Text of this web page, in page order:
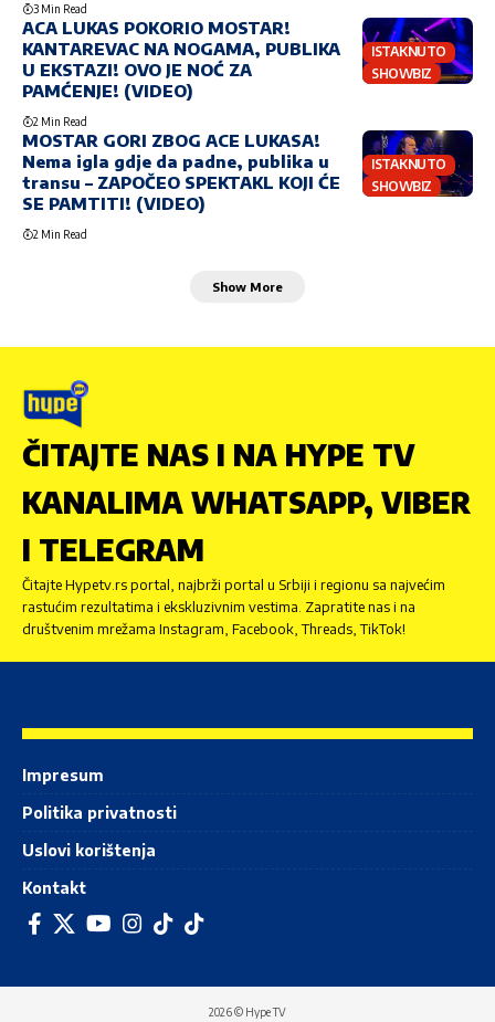
3 Min Read
ISTAKNUTO
SHOWBIZ
ACA LUKAS POKORIO MOSTAR!
KANTAREVAC NA NOGAMA, PUBLIKA
U EKSTAZI! OVO JE NOĆ ZA
PAMĆENJE! (VIDEO)
2 Min Read
ISTAKNUTO
SHOWBIZ
MOSTAR GORI ZBOG ACE LUKASA!
Nema igla gdje da padne, publika u
transu – ZAPOČEO SPEKTAKL KOJI ĆE
SE PAMTITI! (VIDEO)
2 Min Read
Show More
ČITAJTE NAS I NA HYPE TV
KANALIMA WHATSAPP, VIBER
I TELEGRAM
Čitajte Hypetv.rs portal, najbrži portal u Srbiji i regionu sa najvećim
rastućim rezultatima i ekskluzivnim vestima. Zapratite nas i na
društvenim mrežama Instagram, Facebook, Threads, TikTok!
Impresum
Politika privatnosti
Uslovi korištenja
Kontakt
2026 © Hype TV